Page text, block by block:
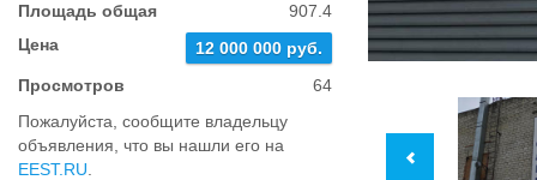
Площадь общая
907.4
Цена
12 000 000 руб.
Просмотров
64
Пожалуйста, сообщите владельцу
объявления, что вы нашли его на
EEST.RU